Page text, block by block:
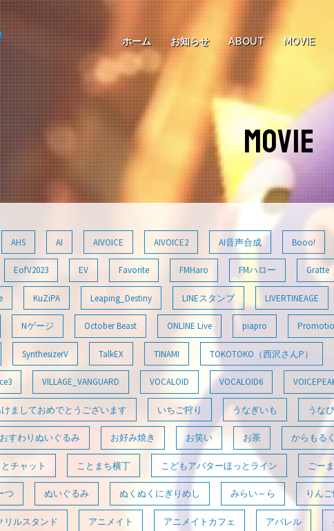
ホーム お知らせ ABOUT MOVIE
MOVIE
AHS AI AIVOICE AIVOICE2 AI音声合成 Booo!
EofV2023 EV Favorite FMHaro FMハロー Gratte
KuZiPA Leaping_Destiny LINEスタンプ LIVERTINEAGE
Nゲージ October Beast ONLINE Live piapro
SynthesizerV TalkEX TINAMI TOKOTOKO（西沢さんP）
VILLAGE_VANGUARD VOCALOID VOCALOID6
ましておめでとうございます いちご狩り うなぎいも うな
おすわりぬいぐるみ お好み焼き お笑い お茶 からもる
チャット ことまち横丁 こどもアバターほっとライン ごー
つ ぬいぐるみ ぬくぬくにぎりめし みらい～ら りん
リルスタンド アニメイト アニメイトカフェ アパレル